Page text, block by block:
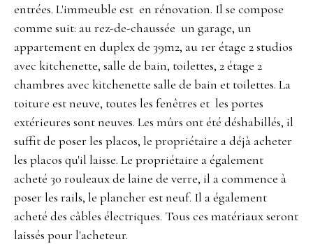
entrées. L'immeuble est en rénovation. Il se compose
comme suit: au rez-de-chaussée un garage, un
appartement en duplex de 39m2, au 1er étage 2 studios
avec kitchenette, salle de bain, toilettes, 2 étage 2
chambres avec kitchenette salle de bain et toilettes. La
toiture est neuve, toutes les fenêtres et les portes
extérieures sont neuves. Les mûrs ont été déshabillés, il
suffit de poser les placos, le propriétaire a déjà acheter
les placos qu'il laisse. Le propriétaire a également
acheté 30 rouleaux de laine de verre, il a commence à
poser les rails, le plancher est neuf. Il a également
acheté des câbles électriques. Tous ces matériaux seront
laissés pour l'acheteur.